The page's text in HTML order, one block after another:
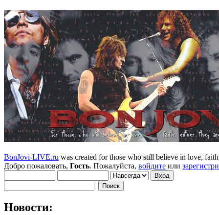
BonJovi-LIVE.ru was created for those who still believe in love,
Добро пожаловать, Гость. Пожалуйста, войдите или
Новости: